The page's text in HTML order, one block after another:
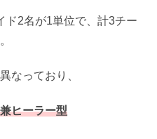
ド2名が1単位で、計3チー
なっており、
ヒーラー型